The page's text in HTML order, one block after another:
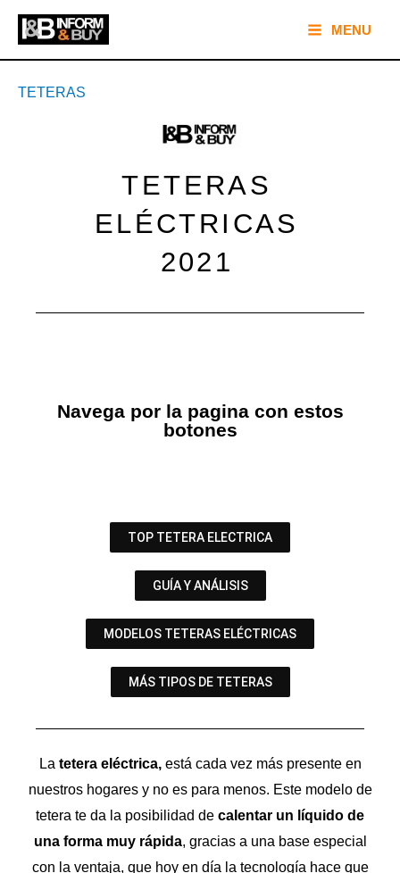
contenido
Main
Menu
MENU
TETERAS
TETERAS
ELÉCTRICAS
2021
Navega por la pagina con estos
botones
TOP TETERA ELECTRICA
GUÍA Y ANÁLISIS
MODELOS TETERAS ELÉCTRICAS
MÁS TIPOS DE TETERAS
La tetera eléctrica,está cada vez más presente en
nuestros hogares y no es para menos. Este modelo de
tetera te da la posibilidad de calentar un líquido de
una forma muy rápida, gracias a una base especial
con la ventaja, que hoy en día la tecnología hace que
de